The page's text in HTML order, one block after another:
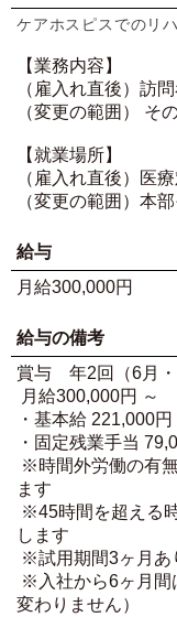
ケアホスピスでのリ
【業務内容】
（雇入れ直後）訪
（変更の範囲） そ
【就業場所】
（雇入れ直後）医
（変更の範囲）本
給与
月給300,000円
給与の備考
賞与 年2回（6月
月給300,000円 ～
・基本給 221,000円
・固定残業手当
※時間外労働の有
ます
※45時間を超える
します
※試用期間3ヶ月あ
※入社から6ヶ月間
変わりません）